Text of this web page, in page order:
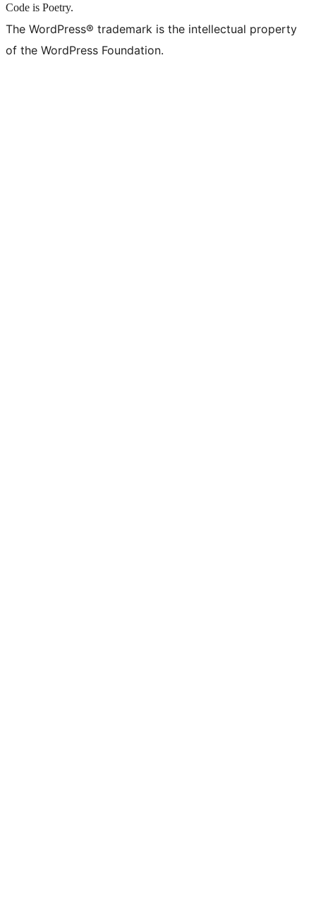
Code is Poetry.
The WordPress® trademark is the intellectual property
of the WordPress Foundation.